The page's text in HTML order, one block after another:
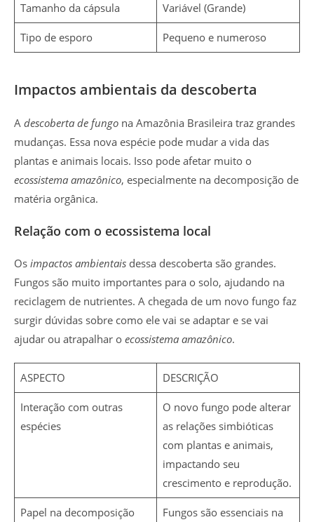
Tamanho da cápsula Variável (Grande)
Tipo de esporo Pequeno e numeroso
Impactos ambientais da descoberta
A descoberta de fungo na Amazônia Brasileira traz grandes
mudanças. Essa nova espécie pode mudar a vida das
plantas e animais locais. Isso pode afetar muito o
ecossistema amazônico, especialmente na decomposição de
matéria orgânica.
Relação com o ecossistema local
Os impactos ambientais dessa descoberta são grandes.
Fungos são muito importantes para o solo, ajudando na
reciclagem de nutrientes. A chegada de um novo fungo faz
surgir dúvidas sobre como ele vai se adaptar e se vai
ajudar ou atrapalhar o ecossistema amazônico.
ASPECTO DESCRIÇÃO
Interação com outras
espécies
O novo fungo pode alterar
as relações simbióticas
com plantas e animais,
impactando seu
crescimento e reprodução.
Papel na decomposição
Fungos são essenciais na